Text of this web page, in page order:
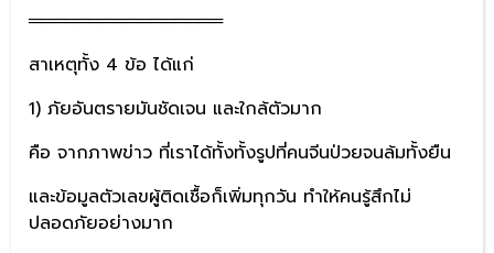
════════════════
สาเหตุทั้ง 4 ข้อ ได้แก่
1) ภัยอันตรายมันชัดเจน และใกล้ตัวมาก
คือ จากภาพข่าว ที่เราได้ทั้งทั้งรูปที่คนจีนป่วยจนล้มทั้งยืน
และข้อมูลตัวเลขผู้ติดเชื้อก็เพิ่มทุกวัน ทำให้คนรู้สึกไม่
ปลอดภัยอย่างมาก